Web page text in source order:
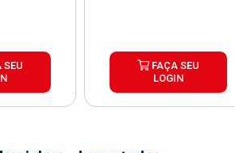
SEU
FAÇA SEU
LOGIN